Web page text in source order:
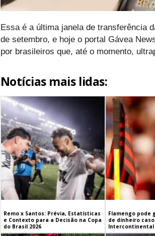
Essa é a última janela de transferência
de setembro, e hoje o portal Gávea
por brasileiros que, até o momento,
Notícias mais lidas:
Remo x Santos: Prévia, Estatísticas
e Contexto para a Decisão na Copa
do Brasil 2026
Flamengo pode
de dinheiro caso
Intercontinental